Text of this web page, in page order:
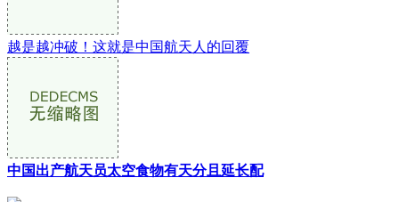
越是越冲破！这就是中国航天人的回覆
中国出产航天员太空食物有天分且延长配